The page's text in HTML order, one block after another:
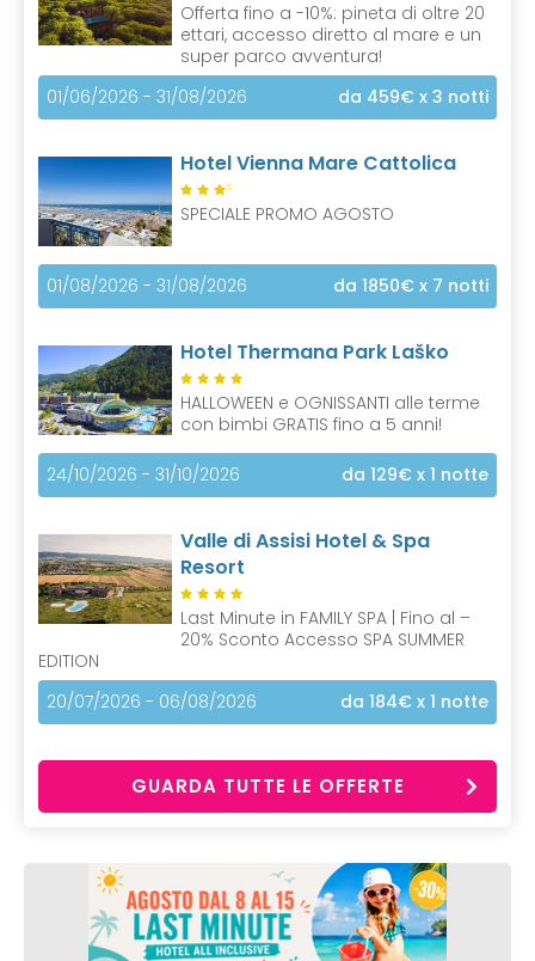
Offerta fino a -10%: pineta di oltre 20
ettari, accesso diretto al mare e un
super parco avventura!
01/06/2026 - 31/08/2026
da 459€ x 3 notti
Hotel Vienna Mare Cattolica
S
SPECIALE PROMO AGOSTO
01/08/2026 - 31/08/2026 da 1850€ x 7 notti
Hotel Thermana Park Laško
HALLOWEEN e OGNISSANTI alle terme
con bimbi GRATIS fino a 5 anni!
24/10/2026 - 31/10/2026 da 129€ x 1 notte
Valle di Assisi Hotel & Spa
Resort
Last Minute in FAMILY SPA | Fino al –
20% Sconto Accesso SPA SUMMER
EDITION
20/07/2026 - 06/08/2026
da 184€ x 1 notte
GUARDA TUTTE LE OFFERTE